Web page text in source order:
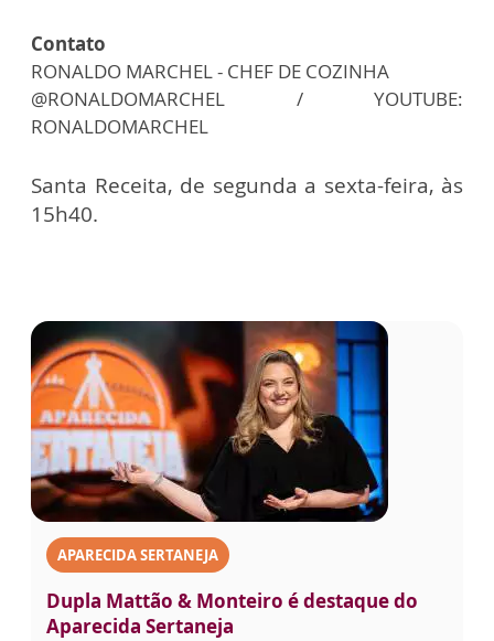
Contato
RONALDO MARCHEL - CHEF DE COZINHA
@RONALDOMARCHEL / YOUTUBE:
RONALDOMARCHEL
Santa Receita, de segunda a sexta-feira, às
15h40.
APARECIDA SERTANEJA
Dupla Mattão & Monteiro é destaque do
Aparecida Sertaneja